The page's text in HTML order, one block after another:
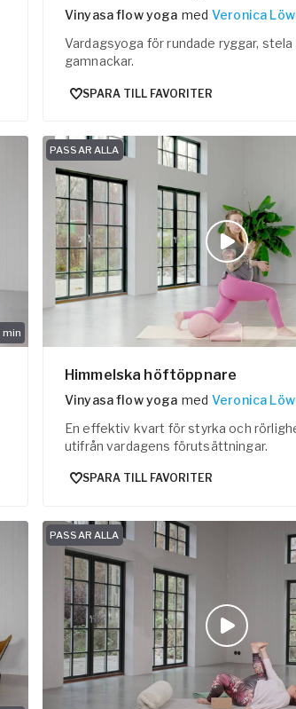
Vinyasa flow yoga med Veronica
Vardagsyoga för rundade ryggar, stela
gamnackar.
SPARA TILL FAVORITER
min
PASSAR ALLA
Himmelska höftöppnare
Vinyasa flow yoga med Veronica
En effektiv kvart för styrka och
utifrån vardagens förutsättningar.
SPARA TILL FAVORITER
PASSAR ALLA